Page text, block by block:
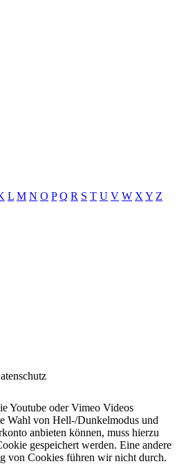
L M N O P Q R S T U V W X Y Z
Youtube oder Vimeo Videos
Wahl von Hell-/Dunkelmodus und
anbieten können, muss hierzu
gespeichert werden. Eine andere
von Cookies führen wir nicht durch.